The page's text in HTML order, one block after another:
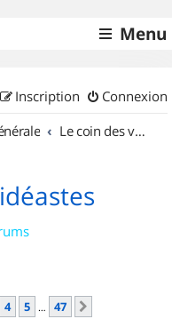
Menu
Connexion
Inscription
Le coin des vidéastes
4 5 … 47